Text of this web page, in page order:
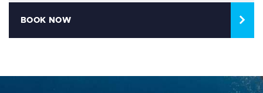
BOOK NOW